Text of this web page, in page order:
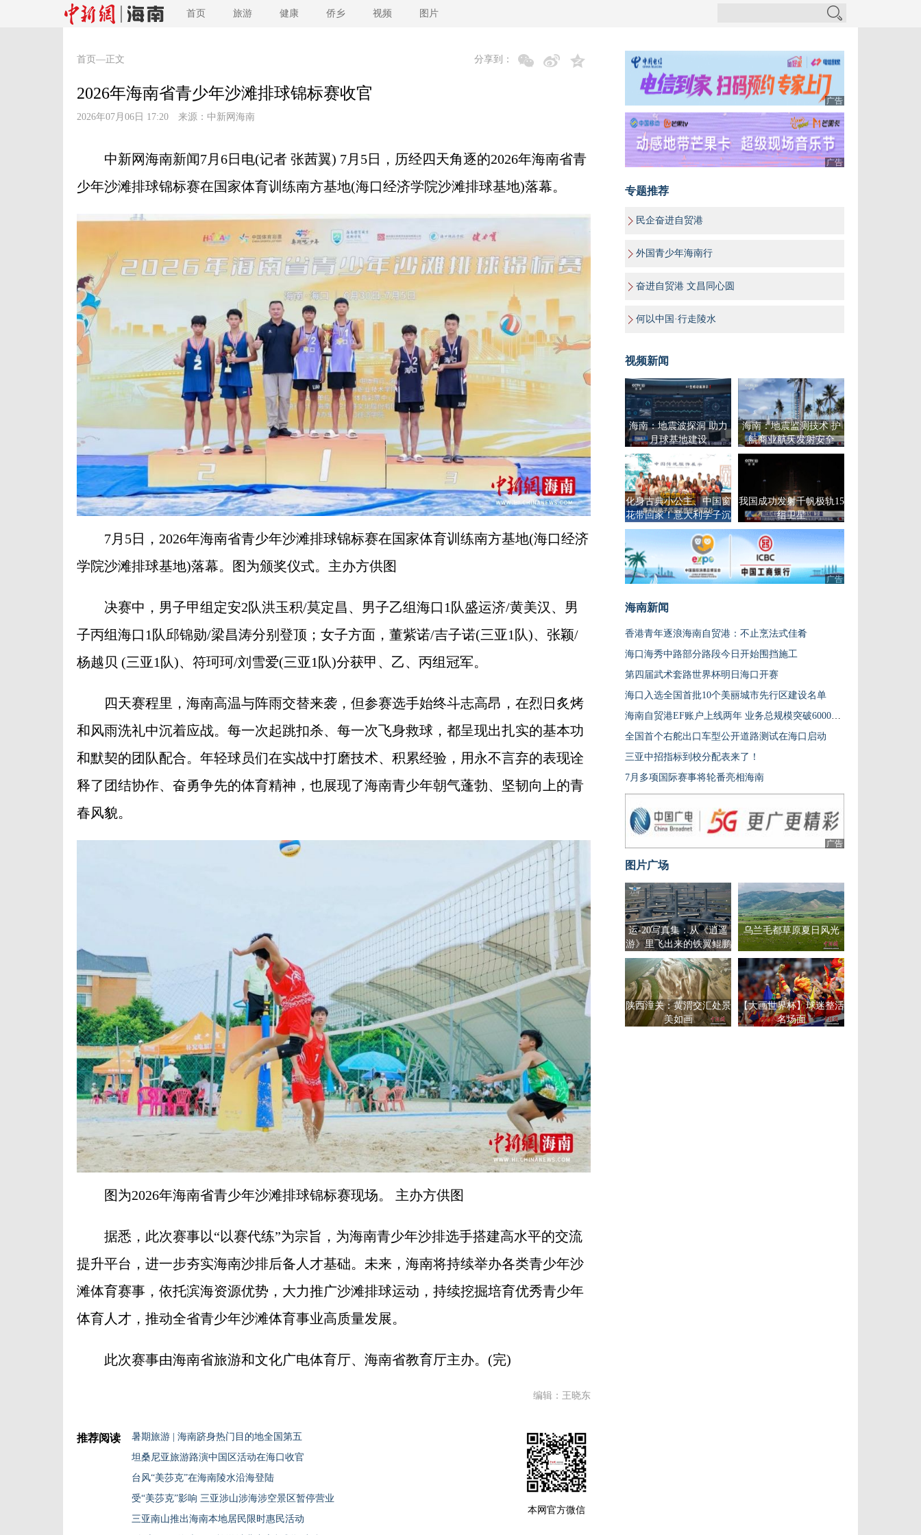
首页 旅游 健康 侨乡 视频 图片
首页 —正文 分享到：
2026年海南省青少年沙滩排球锦标赛收官
2026年07月06日 17:20 来源： 中新网海南
中新网海南新闻7月6日电(记者 张茜翼) 7月5日，历经四天角逐的2026年海南省青
少年沙滩排球锦标赛在国家体育训练南方基地(海口经济学院沙滩排球基地)落幕。
7月5日，2026年海南省青少年沙滩排球锦标赛在国家体育训练南方基地(海口经济
学院沙滩排球基地)落幕。图为颁奖仪式。主办方供图
决赛中，男子甲组定安2队洪玉积/莫定昌、男子乙组海口1队盛运济/黄美汉、男
子丙组海口1队邱锦勋/梁昌涛分别登顶；女子方面，董紫诺/吉子诺(三亚1队)、张颖/
杨越贝 (三亚1队)、符珂珂/刘雪爱(三亚1队)分获甲、乙、丙组冠军。
四天赛程里，海南高温与阵雨交替来袭，但参赛选手始终斗志高昂，在烈日炙烤
和风雨洗礼中沉着应战。每一次起跳扣杀、每一次飞身救球，都呈现出扎实的基本功
和默契的团队配合。年轻球员们在实战中打磨技术、积累经验，用永不言弃的表现诠
释了团结协作、奋勇争先的体育精神，也展现了海南青少年朝气蓬勃、坚韧向上的青
春风貌。
图为2026年海南省青少年沙滩排球锦标赛现场。 主办方供图
据悉，此次赛事以“以赛代练”为宗旨，为海南青少年沙排选手搭建高水平的交流
提升平台，进一步夯实海南沙排后备人才基础。未来，海南将持续举办各类青少年沙
滩体育赛事，依托滨海资源优势，大力推广沙滩排球运动，持续挖掘培育优秀青少年
体育人才，推动全省青少年沙滩体育事业高质量发展。
此次赛事由海南省旅游和文化广电体育厅、海南省教育厅主办。(完)
编辑：王晓东
推荐阅读
暑期旅游 | 海南跻身热门目的地全国第五
坦桑尼亚旅游路演中国区活动在海口收官
台风“美莎克”在海南陵水沿海登陆
受“美莎克”影响 三亚涉山涉海涉空景区暂停营业
三亚南山推出海南本地居民限时惠民活动
本网官方微信
广告
广告
专题推荐
民企奋进自贸港
外国青少年海南行
奋进自贸港 文昌同心圆
何以中国·行走陵水
视频新闻
海南：地震波探洞 助力
月球基地建设
海南：地震监测技术 护
航商业航天发射安全
化身古典小公主、中国窗
花带回家！意大利学子沉
浸式感受中国文化
我国成功发射千帆极轨15
组卫星
广告
海南新闻
香港青年逐浪海南自贸港：不止烹法式佳肴
海口海秀中路部分路段今日开始围挡施工
第四届武术套路世界杯明日海口开赛
海口入选全国首批10个美丽城市先行区建设名单
海南自贸港EF账户上线两年 业务总规模突破6000亿元
全国首个右舵出口车型公开道路测试在海口启动
三亚中招指标到校分配表来了！
7月多项国际赛事将轮番亮相海南
广告
图片广场
运-20写真集：从《逍遥
游》里飞出来的铁翼鲲鹏
乌兰毛都草原夏日风光
陕西潼关：黄渭交汇处景
美如画
【大画世界杯】球迷整活
名场面